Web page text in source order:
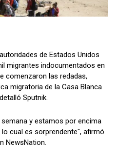
de Estados Unidos
migrantes indocumentados en
comenzaron las redadas,
migratoria de la Casa Blanca
Sputnik.
y estamos por encima
cual es sorprendente", afirmó
NewsNation.